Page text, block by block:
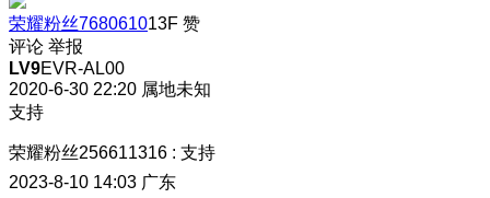
荣耀粉丝768061013F 赞
评论 举报
LV9EVR-AL00
2020-6-30 22:20 属地未知
支持
荣耀粉丝256611316 : 支持
2023-8-10 14:03 广东